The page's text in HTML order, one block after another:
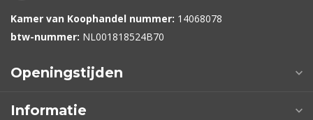
Kamer van Koophandel nummer: 14068078
btw-nummer: NL001818524B70
Openingstijden
Informatie